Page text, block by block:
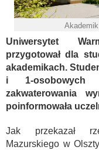
Uniwersytet
przygotował dla
akademikach.
i 1-osobowych
zakwaterowania
poinformowała
Jak przekazał
Mazurskiego w